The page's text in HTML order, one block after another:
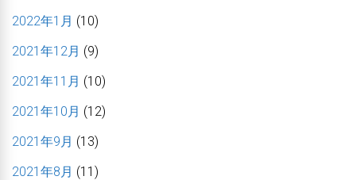
2022年1月 (10)
2021年12月 (9)
2021年11月 (10)
2021年10月 (12)
2021年9月 (13)
2021年8月 (11)